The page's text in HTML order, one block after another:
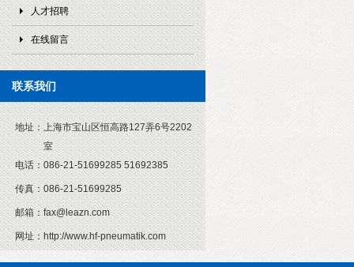
人才招聘
在线留言
联系我们
地址： 上海市宝山区恒高路127弄6号2202
室
电话： 086-21-51699285 51692385
传真： 086-21-51699285
邮箱： fax@leazn.com
网址： http://www.hf-pneumatik.com